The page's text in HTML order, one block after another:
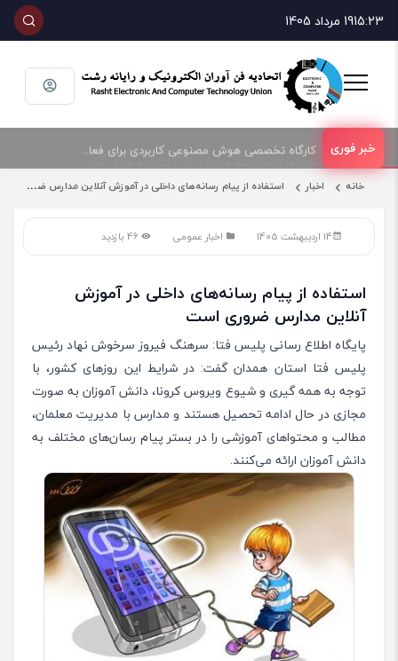
15:2319 مرداد 1405
امضای تفاهمنامه همکاری بین اتحادیه صنف فناوران الکترونیک و رایانه شهرستان رشت و پارک علم و فناوری گیلان
خانه اخبار استفاده از پیام رسانه‌های داخلی در آموزش آنلاین مدارس ضروری است
14 اردیبهشت 1405 اخبار عمومی
استفاده از پیام رسانه‌های داخلی در آموزش
آنلاین مدارس ضروری است
پایگاه اطلاع رسانی پلیس فتا: سرهنگ فیروز سرخوش نهاد رئیس
پلیس فتا استان همدان گفت: در شرایط این روزهای کشور، با
توجه به همه گیری و شیوع ویروس کرونا، دانش آموزان به صورت
مجازی در حال ادامه تحصیل هستند و مدارس با مدیریت معلمان،
مطالب و محتواهای آموزشی را در بستر پیام رسان‌های مختلف به
دانش آموزان ارائه می‌کنند.